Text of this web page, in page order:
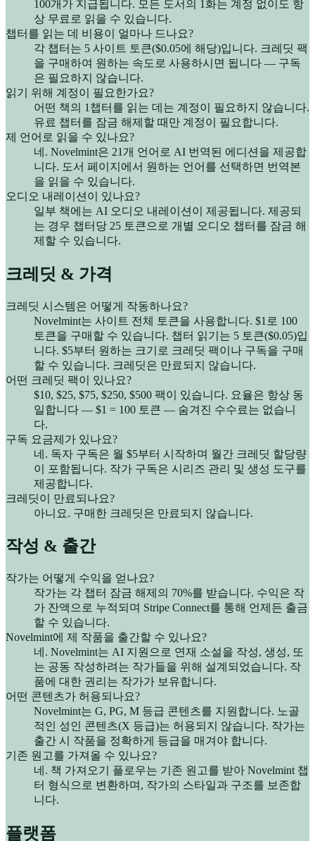
100개가 지급됩니다. 모든 도서의 1화는 계정 없이도 항
상 무료로 읽을 수 있습니다.
챕터를 읽는 데 비용이 얼마나 드나요?
각 챕터는 5 사이트 토큰($0.05에 해당)입니다. 크레딧 팩
을 구매하여 원하는 속도로 사용하시면 됩니다 — 구독
은 필요하지 않습니다.
읽기 위해 계정이 필요한가요?
어떤 책의 1챕터를 읽는 데는 계정이 필요하지 않습니다.
유료 챕터를 잠금 해제할 때만 계정이 필요합니다.
제 언어로 읽을 수 있나요?
네. Novelmint은 21개 언어로 AI 번역된 에디션을 제공합
니다. 도서 페이지에서 원하는 언어를 선택하면 번역본
을 읽을 수 있습니다.
오디오 내레이션이 있나요?
일부 책에는 AI 오디오 내레이션이 제공됩니다. 제공되
는 경우 챕터당 25 토큰으로 개별 오디오 챕터를 잠금 해
제할 수 있습니다.
크레딧 & 가격
크레딧 시스템은 어떻게 작동하나요?
Novelmint는 사이트 전체 토큰을 사용합니다. $1로 100
토큰을 구매할 수 있습니다. 챕터 읽기는 5 토큰($0.05)입
니다. $5부터 원하는 크기로 크레딧 팩이나 구독을 구매
할 수 있습니다. 크레딧은 만료되지 않습니다.
어떤 크레딧 팩이 있나요?
$10, $25, $75, $250, $500 팩이 있습니다. 요율은 항상 동
일합니다 — $1 = 100 토큰 — 숨겨진 수수료는 없습니
다.
구독 요금제가 있나요?
네. 독자 구독은 월 $5부터 시작하며 월간 크레딧 할당량
이 포함됩니다. 작가 구독은 시리즈 관리 및 생성 도구를
제공합니다.
크레딧이 만료되나요?
아니요. 구매한 크레딧은 만료되지 않습니다.
작성 & 출간
작가는 어떻게 수익을 얻나요?
작가는 각 챕터 잠금 해제의 70%를 받습니다. 수익은 작
가 잔액으로 누적되며 Stripe Connect를 통해 언제든 출금
할 수 있습니다.
Novelmint에 제 작품을 출간할 수 있나요?
네. Novelmint는 AI 지원으로 연재 소설을 작성, 생성, 또
는 공동 작성하려는 작가들을 위해 설계되었습니다. 작
품에 대한 권리는 작가가 보유합니다.
어떤 콘텐츠가 허용되나요?
Novelmint는 G, PG, M 등급 콘텐츠를 지원합니다. 노골
적인 성인 콘텐츠(X 등급)는 허용되지 않습니다. 작가는
출간 시 작품을 정확하게 등급을 매겨야 합니다.
기존 원고를 가져올 수 있나요?
네. 책 가져오기 플로우는 기존 원고를 받아 Novelmint 챕
터 형식으로 변환하며, 작가의 스타일과 구조를 보존합
니다.
플랫폼